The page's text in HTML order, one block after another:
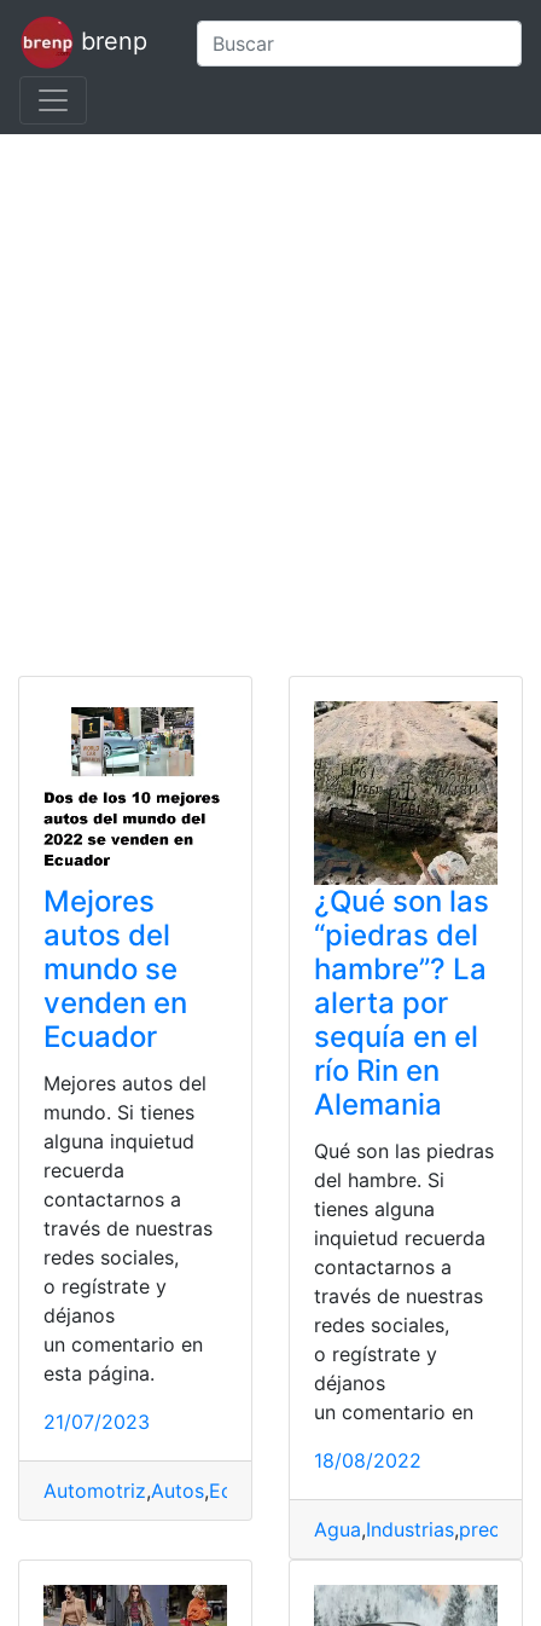
brenp
Mejores
autos del
mundo se
venden en
Ecuador
Mejores autos del
mundo. Si tienes
alguna inquietud
recuerda
contactarnos a
través de nuestras
redes sociales,
o regístrate y
déjanos
un comentario en
esta página.
21/07/2023
Automotriz,Autos,Ecuador
¿Qué son las
“piedras del
hambre”? La
alerta por
sequía en el
río Rin en
Alemania
Qué son las piedras
del hambre. Si
tienes alguna
inquietud recuerda
contactarnos a
través de nuestras
redes sociales,
o regístrate y
déjanos
un comentario en
18/08/2022
Agua,Industrias,